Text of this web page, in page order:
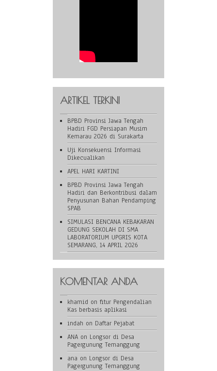
ARTIKEL TERKINI
BPBD Provinsi Jawa Tengah
Hadiri FGD Persiapan Musim
Kemarau 2026 di Surakarta
Uji Konsekuensi Informasi
Dikecualikan
APEL HARI KARTINI
BPBD Provinsi Jawa Tengah
Hadiri dan Berkontribusi dalam
Penyusunan Bahan Pendamping
SPAB
SIMULASI BENCANA KEBAKARAN
GEDUNG SEKOLAH DI SMA
LABORATORIUM UPGRIS KOTA
SEMARANG, 14 APRIL 2026
KOMENTAR ANDA
khamid on fitur Pengendalian
Kas berbasis aplikasi
indah on Daftar Pejabat
ANA on Longsor di Desa
Pagergunung Temanggung
ana on Longsor di Desa
Pagergunung Temanggung